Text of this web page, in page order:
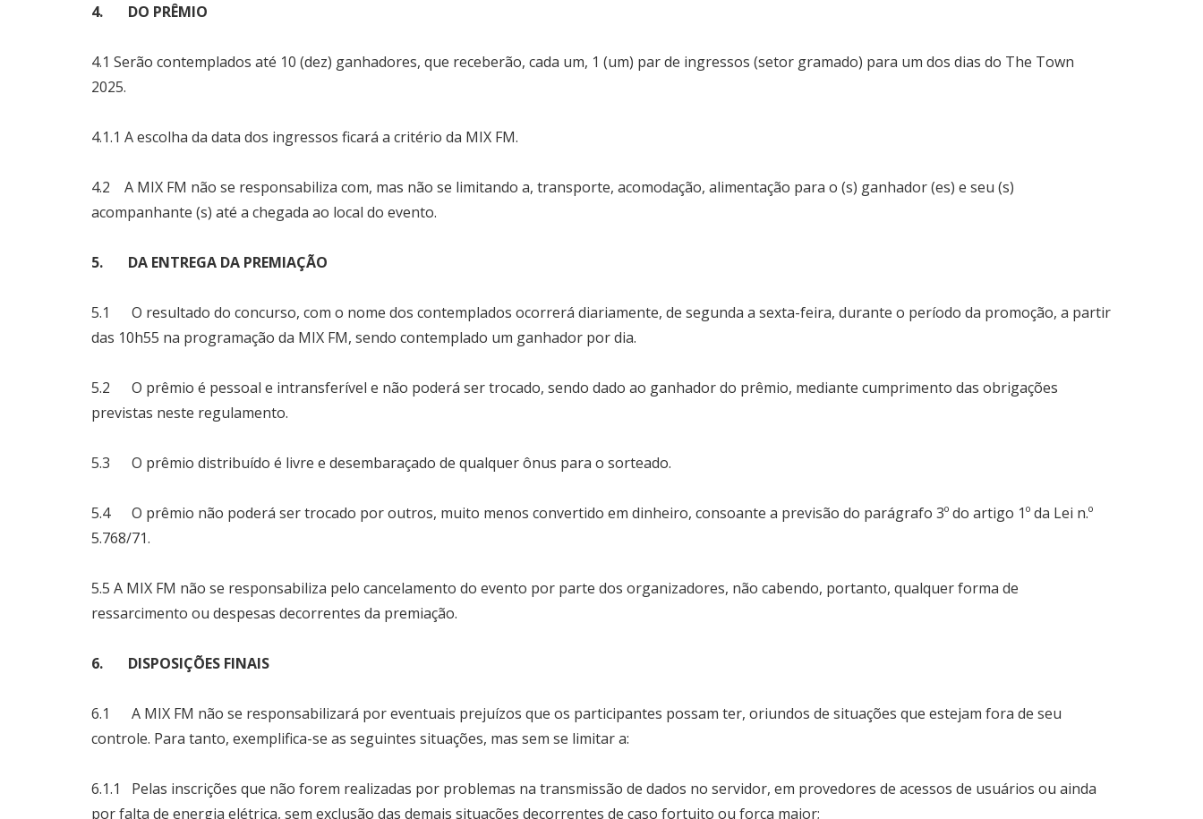
4. DO PRÊMIO
4.1 Serão contemplados até 10 (dez) ganhadores, que receberão, cada um, 1 (um) par de ingressos (setor gramado) para um dos dias do The Town
2025.
4.1.1 A escolha da data dos ingressos ficará a critério da MIX FM.
4.2 A MIX FM não se responsabiliza com, mas não se limitando a, transporte, acomodação, alimentação para o (s) ganhador (es) e seu (s)
acompanhante (s) até a chegada ao local do evento.
5. DA ENTREGA DA PREMIAÇÃO
5.1 O resultado do concurso, com o nome dos contemplados ocorrerá diariamente, de segunda a sexta-feira, durante o período da promoção, a partir
das 10h55 na programação da MIX FM, sendo contemplado um ganhador por dia.
5.2 O prêmio é pessoal e intransferível e não poderá ser trocado, sendo dado ao ganhador do prêmio, mediante cumprimento das obrigações
previstas neste regulamento.
5.3 O prêmio distribuído é livre e desembaraçado de qualquer ônus para o sorteado.
5.4 O prêmio não poderá ser trocado por outros, muito menos convertido em dinheiro, consoante a previsão do parágrafo 3º do artigo 1º da Lei n.º
5.768/71.
5.5 A MIX FM não se responsabiliza pelo cancelamento do evento por parte dos organizadores, não cabendo, portanto, qualquer forma de
ressarcimento ou despesas decorrentes da premiação.
6. DISPOSIÇÕES FINAIS
6.1 A MIX FM não se responsabilizará por eventuais prejuízos que os participantes possam ter, oriundos de situações que estejam fora de seu
controle. Para tanto, exemplifica-se as seguintes situações, mas sem se limitar a:
6.1.1 Pelas inscrições que não forem realizadas por problemas na transmissão de dados no servidor, em provedores de acessos de usuários ou ainda
por falta de energia elétrica, sem exclusão das demais situações decorrentes de caso fortuito ou força maior;